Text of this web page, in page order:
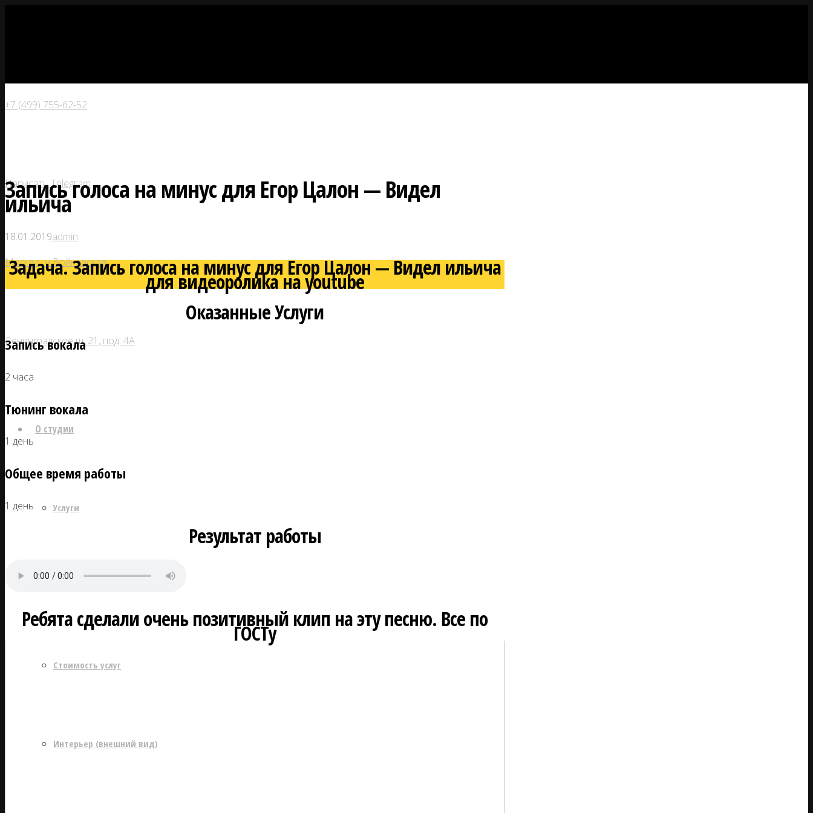
+7 (499) 755-62-52
Написать Telegram
Москва, м.Войковская,
Ленинградское ш. 21, под. 4А
О студии
Услуги
Стоимость услуг
Интерьер (внешний вид)
Запись голоса на минус для Егор Цалон — Видел
ильича
18.01.2019admin
Задача. Запись голоса на минус для Егор Цалон — Видел ильича
для видеоролика на youtube
Оказанные Услуги
Запись вокала
2 часа
Тюнинг вокала
1 день
Общее время работы
1 день
Результат работы
Ребята сделали очень позитивный клип на эту песню. Все по
ГОСТу